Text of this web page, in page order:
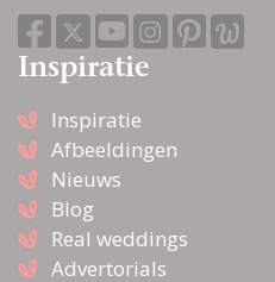
Inspiratie
Inspiratie
Afbeeldingen
Nieuws
Blog
Real weddings
Advertorials